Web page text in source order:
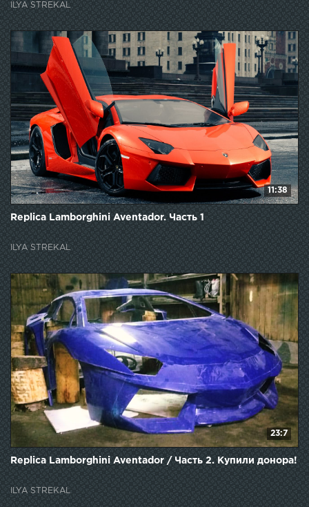
ILYA STREKAL
11:38
Replica Lamborghini Aventador. Часть 1
ILYA STREKAL
23:7
Replica Lamborghini Aventador / Часть 2. Купили донора!
ILYA STREKAL